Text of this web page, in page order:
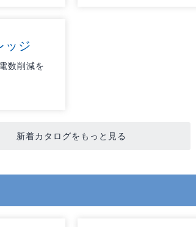
ッジ
数削減を
新着カタログをもっと見る